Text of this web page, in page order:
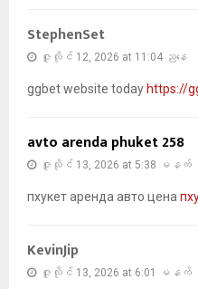
StephenSet
ဇူလိုင် 12, 2026 at 11:04 ညနေ
ggbet website today https://
avto arenda phuket 258
ဇူလိုင် 13, 2026 at 5:38 မနက်
пхукет аренда авто цена
KevinJip
ဇူလိုင် 13, 2026 at 6:01 မနက်